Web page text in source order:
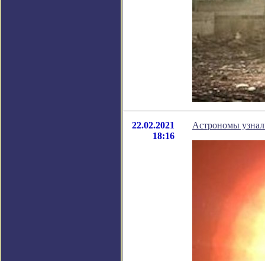
22.02.2021
18:16
Астрономы